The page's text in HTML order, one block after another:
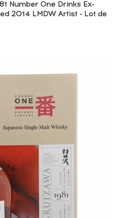
Number One Drinks Ex-
2014 LMDW Artist - Lot de